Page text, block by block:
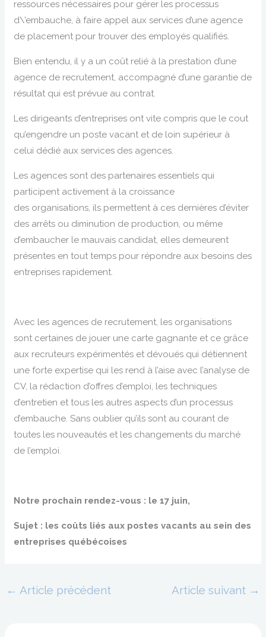
ressources nécessaires pour gérer les processus
d\’embauche, à faire appel aux services d’une agence
de placement pour trouver des employés qualifiés.
Bien entendu, il y a un coût relié à la prestation d’une
agence de recrutement, accompagné d’une garantie de
résultat qui est prévue au contrat.
Les dirigeants d’entreprises ont vite compris que le cout
qu’engendre un poste vacant et de loin supérieur à
celui dédié aux services des agences.
Les agences sont des partenaires essentiels qui
participent activement à la croissance
des organisations, ils permettent à ces dernières d’éviter
des arrêts ou diminution de production, ou même
d’embaucher le mauvais candidat, elles demeurent
présentes en tout temps pour répondre aux besoins des
entreprises rapidement.
Avec les agences de recrutement, les organisations
sont certaines de jouer une carte gagnante et ce grâce
aux recruteurs expérimentés et dévoués qui détiennent
une forte expertise qui les rend à l’aise avec l’analyse de
CV, la rédaction d’offres d’emploi, les techniques
d’entretien et tous les autres aspects d’un processus
d’embauche. Sans oublier qu’ils sont au courant de
toutes les nouveautés et les changements du marché
de l’emploi.
Notre prochain rendez-vous : le 17 juin,
Sujet : les coûts liés aux postes vacants au sein des
entreprises québécoises
← Article précédent Article suivant →